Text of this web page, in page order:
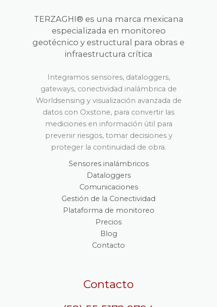
TERZAGHI® es una marca mexicana
especializada en monitoreo
geotécnico y estructural para obras e
infraestructura crítica
Integramos sensores, dataloggers,
gateways, conectividad inalámbrica de
Worldsensing y visualización avanzada de
datos con Oxstone, para convertir las
mediciones en información útil para
prevenir riesgos, tomar decisiones y
proteger la continuidad de obra.
Sensores inalámbricos
Dataloggers
Comunicaciones
Gestión de la Conectividad
Plataforma de monitoreo
Precios
Blog
Contacto
Contacto